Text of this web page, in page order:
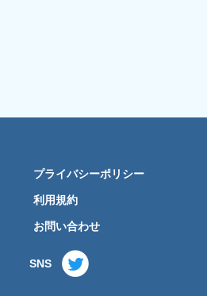
プライバシーポリシー
利用規約
お問い合わせ
SNS